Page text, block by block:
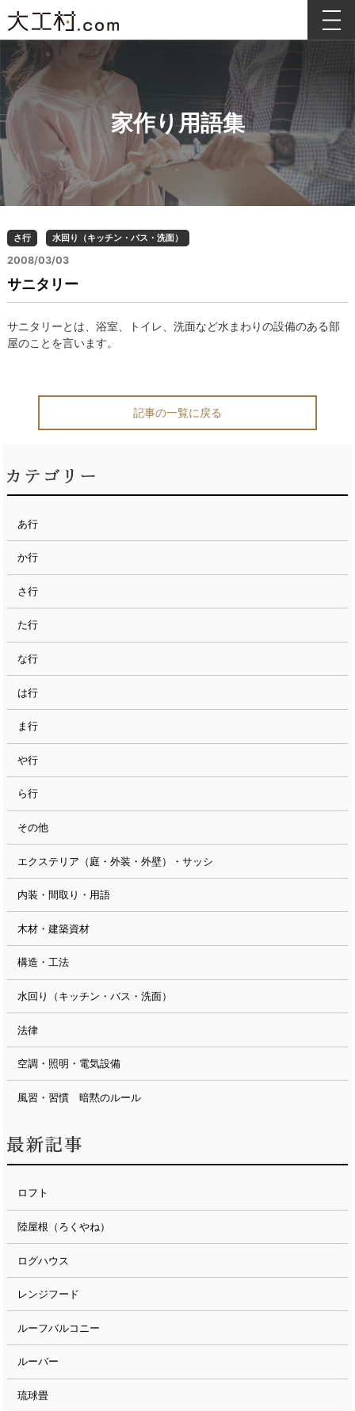
家作り用語集
さ行 水回り（キッチン・バス・洗面）
2008/03/03
サニタリー
サニタリーとは、浴室、トイレ、洗面など水まわりの設備のある部
屋のことを言います。
記事の一覧に戻る
あ行
か行
さ行
た行
な行
は行
ま行
や行
ら行
その他
エクステリア（庭・外装・外壁）・サッシ
内装・間取り・用語
木材・建築資材
構造・工法
水回り（キッチン・バス・洗面）
法律
空調・照明・電気設備
風習・習慣 暗黙のルール
ロフト
陸屋根（ろくやね）
ログハウス
レンジフード
ルーフバルコニー
ルーバー
琉球畳